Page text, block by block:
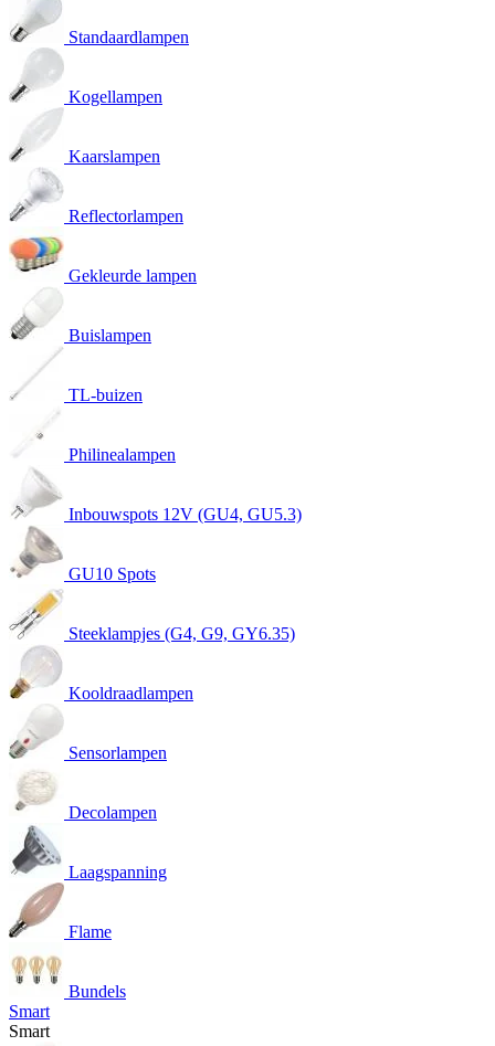
Standaardlampen
Kogellampen
Kaarslampen
Reflectorlampen
Gekleurde lampen
Buislampen
TL-buizen
Philinealampen
Inbouwspots 12V (GU4, GU5.3)
GU10 Spots
Steeklampjes (G4, G9, GY6.35)
Kooldraadlampen
Sensorlampen
Decolampen
Laagspanning
Flame
Bundels
Smart
Smart